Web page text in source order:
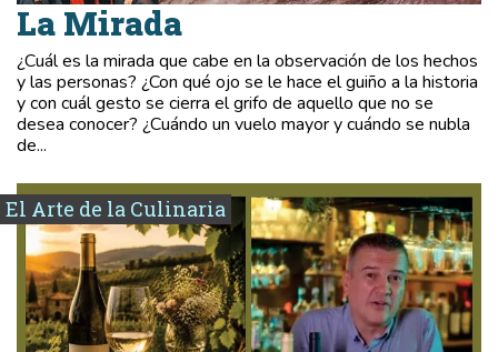
La Mirada
¿Cuál es la mirada que cabe en la observación de los hechos
y las personas? ¿Con qué ojo se le hace el guiño a la historia
y con cuál gesto se cierra el grifo de aquello que no se
desea conocer? ¿Cuándo un vuelo mayor y cuándo se nubla
de...
El Arte de la Culinaria